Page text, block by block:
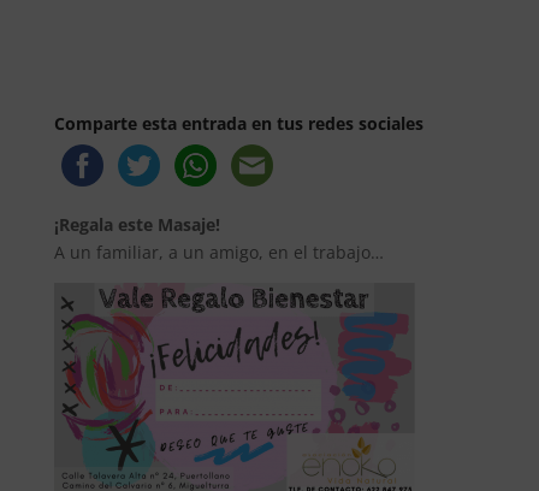
Comparte esta entrada en tus redes sociales
¡Regala este Masaje!
A un familiar, a un amigo, en el trabajo…